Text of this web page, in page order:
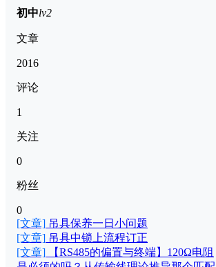
初中lv2
文章
2016
评论
1
关注
0
粉丝
0
[文章] 吊具保养一日小问题
[文章] 吊具中锁上流程订正
[文章] 【RS485的偏置与终端】120Ω电阻